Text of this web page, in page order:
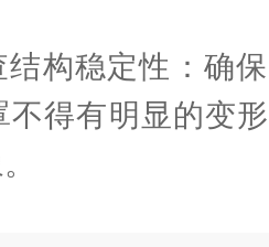
稳定性：确保
不得有明显的变